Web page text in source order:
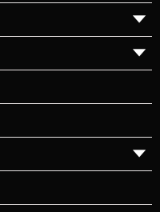
▼
▼
▼